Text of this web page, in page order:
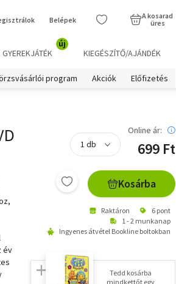
Belépek
A kosarad
üres
GYEREKJÁTÉK
új
KIEGÉSZÍTŐ/AJÁNDÉK
program Akciók Előfizetés
év
Online ár:
699 Ft
Kosárba
Raktáron
6 pont
1 - 2 munkanap
Ingyenes átvétel Bookline boltokban
Tedd kosárba
mindkettőt egy